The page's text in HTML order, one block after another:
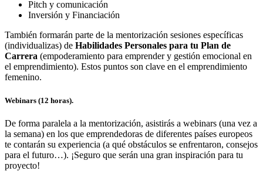
Pitch y comunicación
Inversión y Financiación
También formarán parte de la mentorización sesiones específicas
(individualizas) de Habilidades Personales para tu Plan de
Carrera (empoderamiento para emprender y gestión emocional en
el emprendimiento). Estos puntos son clave en el emprendimiento
femenino.
Webinars (12 horas).
De forma paralela a la mentorización, asistirás a webinars (una vez a
la semana) en los que emprendedoras de diferentes países europeos
te contarán su experiencia (a qué obstáculos se enfrentaron, consejos
para el futuro…). ¡Seguro que serán una gran inspiración para tu
proyecto!